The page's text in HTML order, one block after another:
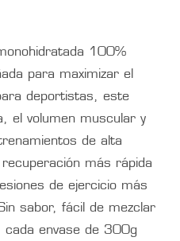
100%
para maximizar el
deportistas, este
el volumen muscular y
de alta
más rápida
de ejercicio más
sabor, fácil de mezclar
envase de 300g